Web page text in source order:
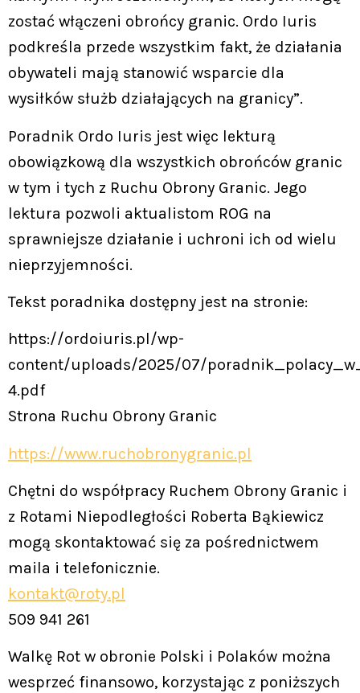
zostać włączeni obrońcy granic. Ordo Iuris
podkreśla przede wszystkim fakt, że działania
obywateli mają stanowić wsparcie dla
wysiłków służb działających na granicy”.
Poradnik Ordo Iuris jest więc lekturą
obowiązkową dla wszystkich obrońców granic
w tym i tych z Ruchu Obrony Granic. Jego
lektura pozwoli aktualistom ROG na
sprawniejsze działanie i uchroni ich od wielu
nieprzyjemności.
Tekst poradnika dostępny jest na stronie:
https://ordoiuris.pl/wp-
content/uploads/2025/07/
4.pdf
Strona Ruchu Obrony Granic
https://www.ruchobronygranic.pl
Chętni do współpracy Ruchem Obrony Granic i
z Rotami Niepodległości Roberta Bąkiewicz
mogą skontaktować się za pośrednictwem
maila i telefonicznie.
kontakt@roty.pl
509 941 261
Walkę Rot w obronie Polski i Polaków można
wesprzeć finansowo, korzystając z poniższych